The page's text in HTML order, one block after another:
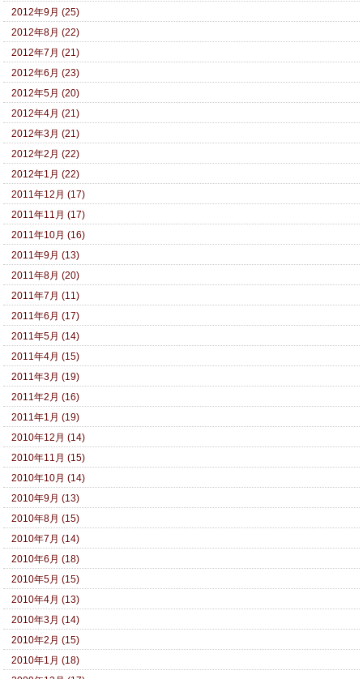
2012年9月 (25)
2012年8月 (22)
2012年7月 (21)
2012年6月 (23)
2012年5月 (20)
2012年4月 (21)
2012年3月 (21)
2012年2月 (22)
2012年1月 (22)
2011年12月 (17)
2011年11月 (17)
2011年10月 (16)
2011年9月 (13)
2011年8月 (20)
2011年7月 (11)
2011年6月 (17)
2011年5月 (14)
2011年4月 (15)
2011年3月 (19)
2011年2月 (16)
2011年1月 (19)
2010年12月 (14)
2010年11月 (15)
2010年10月 (14)
2010年9月 (13)
2010年8月 (15)
2010年7月 (14)
2010年6月 (18)
2010年5月 (15)
2010年4月 (13)
2010年3月 (14)
2010年2月 (15)
2010年1月 (18)